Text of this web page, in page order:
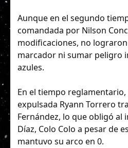
Aunque en el segundo
comandada por Nilson
modificaciones, no
marcador ni sumar peligro
azules.
En el tiempo
expulsada Ryann Torrero
Fernández, lo que obligó al
Díaz, Colo Colo a pesar de
mantuvo su arco en 0.